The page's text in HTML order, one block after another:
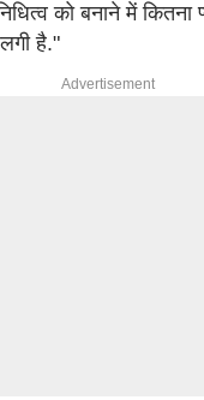
को बनाने में कितना
लगी है."
Advertisement